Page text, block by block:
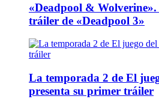
«Deadpool &
tráiler de «Deadpool 3»
La temporada 2 de El
presenta su primer tráiler